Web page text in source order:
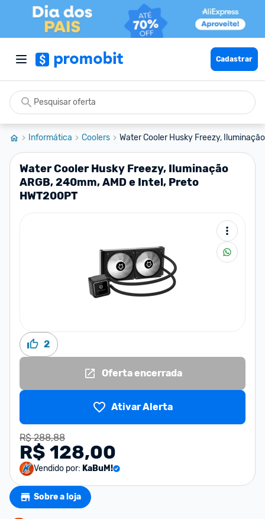
Cadastrar
Informática Coolers Water Cooler Husky Freezy,
Water Cooler Husky Freezy, Iluminação
ARGB, 240mm, AMD e Intel, Preto
HWT200PT
2
Oferta encerrada
Ativar Alerta
R$ 288,88
R$ 128,00
Vendido por: KaBuM!
Sobre a loja